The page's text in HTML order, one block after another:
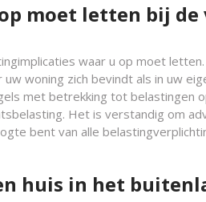
moet letten bij de
waar u op moet
woning zich bevindt als in uw
met betrekking tot belastingen
Het is verstandig om
bent van alle
huis in het